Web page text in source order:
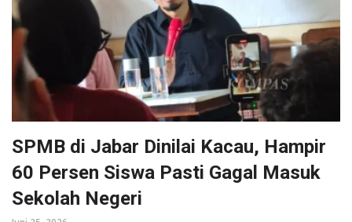
SPMB di Jabar Dinilai Kacau, Hampir
60 Persen Siswa Pasti Gagal Masuk
Sekolah Negeri